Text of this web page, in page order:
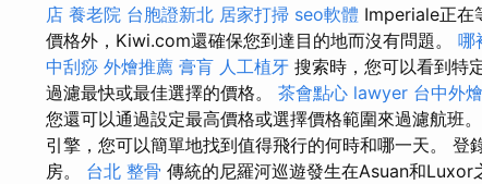
店 養老院 台胞證新北 居家打掃 seo軟體 Imperiale正在
價格外，Kiwi.com還確保您到達目的地而沒有問題。 哪
中刮痧 外燴推薦 膏肓 人工植牙 搜索時，您可以看到特
過濾最快或最佳選擇的價格。 茶會點心 lawyer 台中外燴
您還可以通過設定最高價格或選擇價格範圍來過濾航班。
引擎，您可以簡單地找到值得飛行的何時和哪一天。 登
房。 台北 整骨 傳統的尼羅河巡遊發生在Asuan和Luxor